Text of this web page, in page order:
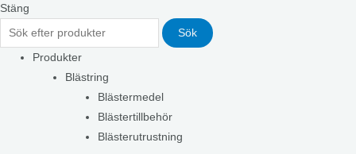
Stäng
Sök
Produkter
Blästring
Blästermedel
Blästertillbehör
Blästerutrustning